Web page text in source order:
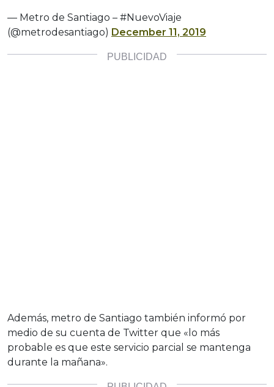
— Metro de Santiago – #NuevoViaje
(@metrodesantiago) December 11, 2019
Además, metro de Santiago también informó por
medio de su cuenta de Twitter que «lo más
probable es que este servicio parcial se mantenga
durante la mañana».